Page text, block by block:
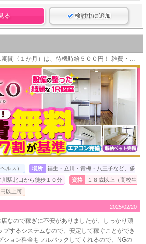
る 検討中に追加
バック率70％が基準！ 新人期間〈１か月）は、待機時給５００円！ 雑費・ノルマ・罰金、一切なし！働きやすいお店です♪
ルス） 場所
福生・立川・青梅・八王子など、多
川駅北口から徒歩１０分 資格
１８歳以上（高校生
以上可
2025/02/20
なので稼ぎに不安がありましたが、しっかり頑
プするシステムなので、安定して稼ぐことができ
ション料金もフルバックしてくれるので、NGの